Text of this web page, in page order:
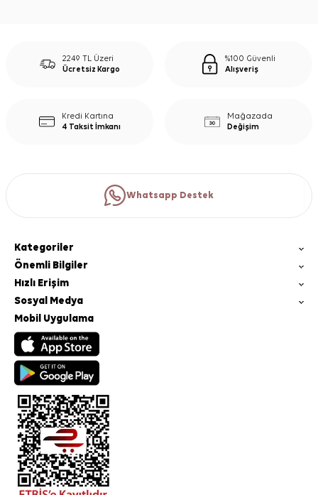
2249 TL Üzeri
Ücretsiz Kargo
%100 Güvenli
Alışveriş
Kredi Kartına
4 Taksit İmkanı
Mağazada
Değişim
Whatsapp Destek
Kategoriler
Önemli Bilgiler
Hızlı Erişim
Sosyal Medya
Mobil Uygulama